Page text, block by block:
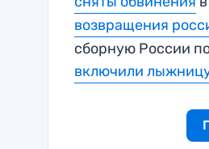
возвращения
сборную России
включили